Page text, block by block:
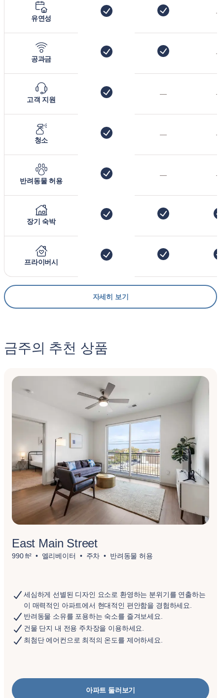
유연성
공과금
고객 지원
—
청소
—
반려동물 허용
—
장기 숙박
프라이버시
자세히 보기
금주의 추천 상품
East Main Street
990 ft² 엘리베이터 주차 반려동물 허용
세심하게 선별된 디자인 요소로 환영하는 분위기를 연출하는
이 매력적인 아파트에서 현대적인 편안함을 경험하세요.
반려동물 소유를 포용하는 숙소를 즐겨보세요.
건물 단지 내 전용 주차장을 이용하세요.
최첨단 에어컨으로 최적의 온도를 제어하세요.
아파트 둘러보기